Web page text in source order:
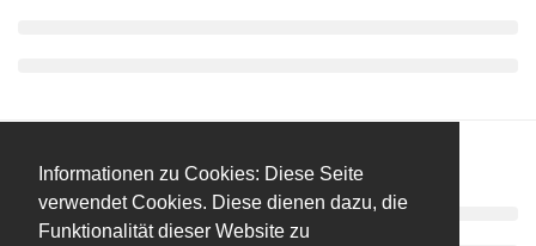
Informationen zu Cookies: Diese Seite
verwendet Cookies. Diese dienen dazu, die
Funktionalität dieser Website zu